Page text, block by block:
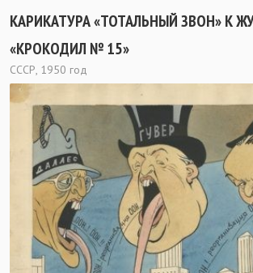
КАРИКАТУРА «ТОТАЛЬНЫЙ ЗВОН» К
«КРОКОДИЛ № 15»
СССР, 1950 год